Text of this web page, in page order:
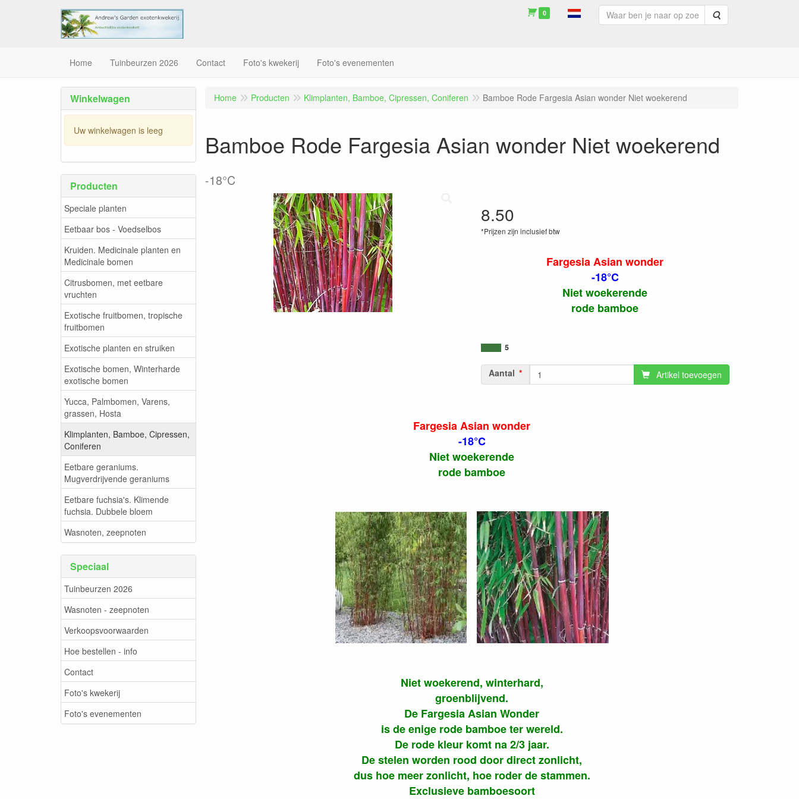
0 Zoeken
Home Tuinbeurzen 2026 Contact Foto's kwekerij Foto's evenementen
Winkelwagen
Uw winkelwagen is leeg
Producten
Speciale planten
Eetbaar bos - Voedselbos
Kruiden. Medicinale planten en
Medicinale bomen
Citrusbomen, met eetbare
vruchten
Exotische fruitbomen, tropische
fruitbomen
Exotische planten en struiken
Exotische bomen, Winterharde
exotische bomen
Yucca, Palmbomen, Varens,
grassen, Hosta
Klimplanten, Bamboe, Cipressen,
Coniferen
Eetbare geraniums.
Mugverdrijvende geraniums
Eetbare fuchsia's. Klimende
fuchsia. Dubbele bloem
Wasnoten, zeepnoten
Speciaal
Tuinbeurzen 2026
Wasnoten - zeepnoten
Verkoopsvoorwaarden
Hoe bestellen - info
Contact
Foto's kwekerij
Foto's evenementen
Home Producten Klimplanten, Bamboe, Cipressen, Coniferen Bamboe Rode Fargesia Asian wonder Niet woekerend
Bamboe Rode Fargesia Asian wonder Niet woekerend
-18°C
8.50
*Prijzen zijn inclusief btw
Fargesia Asian wonder
-18°C
Niet woekerende
rode bamboe
5
Aantal Artikel toevoegen
Fargesia Asian wonder
-18°C
Niet woekerende
rode bamboe
Niet woekerend, winterhard,
groenblijvend.
De Fargesia Asian Wonder
is de enige rode bamboe ter wereld.
De rode kleur komt na 2/3 jaar.
De stelen worden rood door direct zonlicht,
dus hoe meer zonlicht, hoe roder de stammen.
Exclusieve bamboesoort